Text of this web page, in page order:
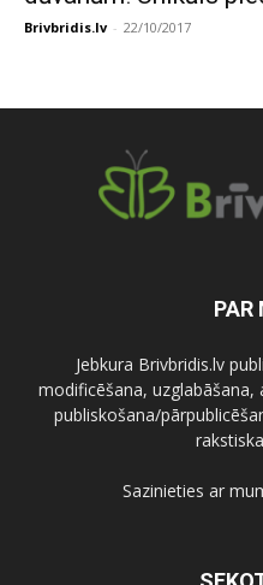
Brivbridis.lv - 22/10/2017
PAR
Jebkura Brivbridis.lv
modificēšana, uzglabāšana,
publiskošana/
Sazinieties ar